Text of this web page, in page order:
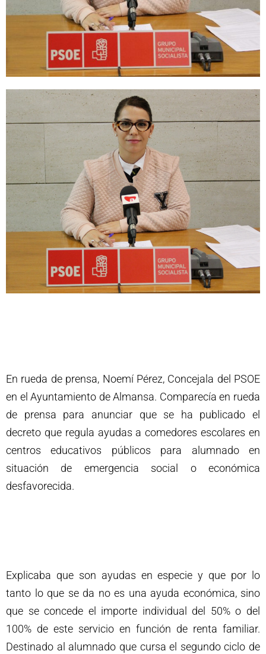
En rueda de prensa, Noemí Pérez, Concejala del PSOE
en el Ayuntamiento de Almansa. Comparecía en rueda
de prensa para anunciar que se ha publicado el
decreto que regula ayudas a comedores escolares en
centros educativos públicos para alumnado en
situación de emergencia social o económica
desfavorecida.
Explicaba que son ayudas en especie y que por lo
tanto lo que se da no es una ayuda económica, sino
que se concede el importe individual del 50% o del
100% de este servicio en función de renta familiar.
Destinado al alumnado que cursa el segundo ciclo de